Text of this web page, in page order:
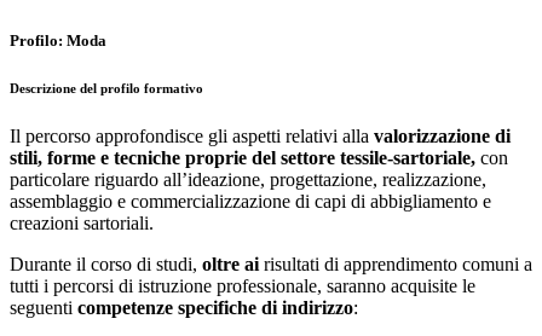
Profilo: Moda
Descrizione del profilo formativo
Il percorso approfondisce gli aspetti relativi alla valorizzazione di
stili, forme e tecniche proprie del settore tessile-sartoriale, con
particolare riguardo all’ideazione, progettazione, realizzazione,
assemblaggio e commercializzazione di capi di abbigliamento e
creazioni sartoriali.
Durante il corso di studi, oltre ai risultati di apprendimento comuni a
tutti i percorsi di istruzione professionale, saranno acquisite le
seguenti competenze specifiche di indirizzo: